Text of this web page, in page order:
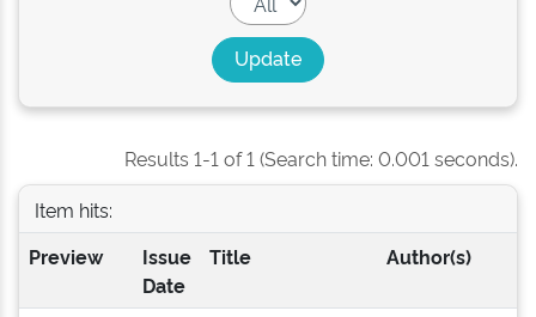
Results 1-1 of 1 (Search time: 0.001 seconds).
Item hits:
Preview
Issue
Date
Title Author(s)